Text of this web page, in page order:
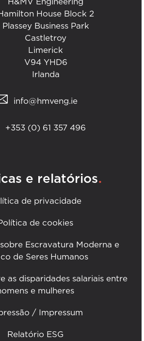
House Block 2
Plassey Business Park
Castletroy
Limerick
V94 YHD6
Irlanda
info@hmveng.ie
+353 (0) 61 357 496
e relatórios.
de privacidade
de cookies
Escravatura Moderna e
de Seres Humanos
as disparidades salariais entre
e mulheres
/ Impressum
Relatório ESG